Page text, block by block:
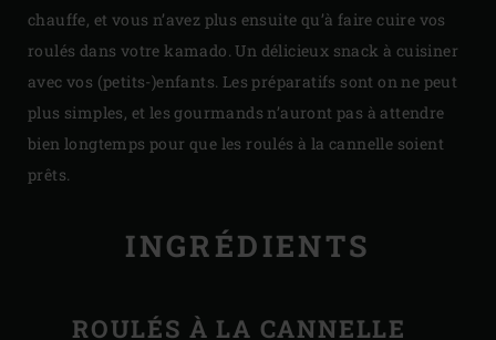
chauffe, et vous n’avez plus ensuite qu’à faire cuire vos
roulés dans votre kamado. Un délicieux snack à cuisiner
avec vos (petits-)enfants. Les préparatifs sont on ne peut
plus simples, et les gourmands n’auront pas à attendre
bien longtemps pour que les roulés à la cannelle soient
prêts.
INGRÉDIENTS
ROULÉS À LA CANNELLE